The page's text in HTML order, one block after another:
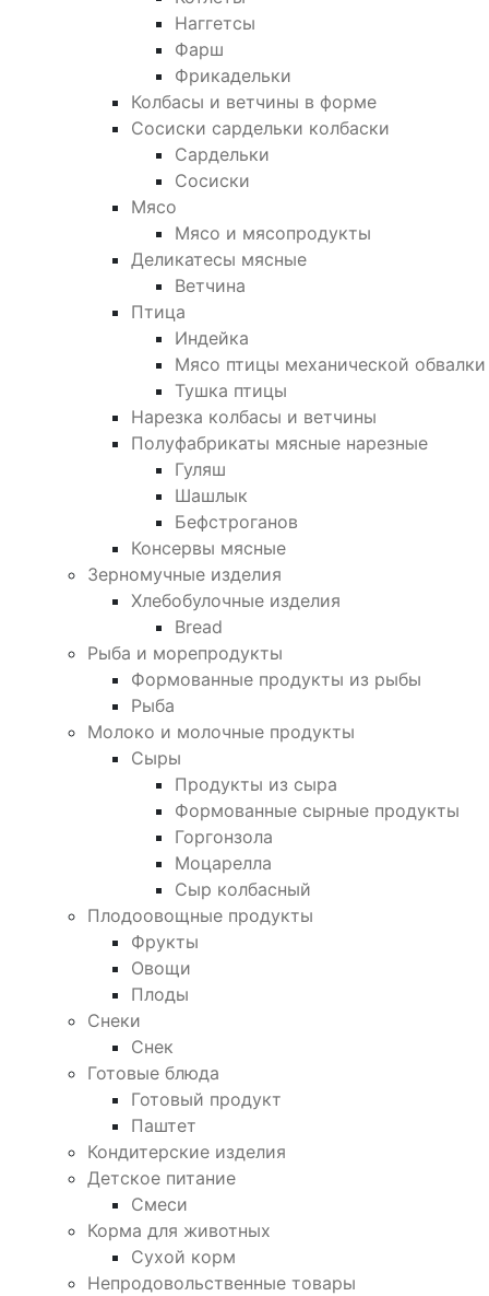
Наггетсы
Фарш
Фрикадельки
Колбасы и ветчины в форме
Сосиски сардельки колбаски
Сардельки
Сосиски
Мясо
Мясо и мясопродукты
Деликатесы мясные
Ветчина
Птица
Индейка
Мясо птицы механической обвалки
Тушка птицы
Нарезка колбасы и ветчины
Полуфабрикаты мясные нарезные
Гуляш
Шашлык
Бефстроганов
Консервы мясные
Зерномучные изделия
Хлебобулочные изделия
Bread
Рыба и морепродукты
Формованные продукты из рыбы
Рыба
Молоко и молочные продукты
Сыры
Продукты из сыра
Формованные сырные продукты
Горгонзола
Моцарелла
Сыр колбасный
Плодоовощные продукты
Фрукты
Овощи
Плоды
Снеки
Снек
Готовые блюда
Готовый продукт
Паштет
Кондитерские изделия
Детское питание
Смеси
Корма для животных
Сухой корм
Непродовольственные товары